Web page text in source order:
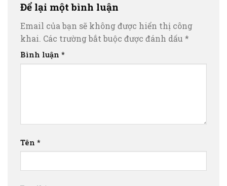
Để lại một bình luận
Email của bạn sẽ không được hiển thị công
khai. Các trường bắt buộc được đánh dấu *
Bình luận *
Tên *